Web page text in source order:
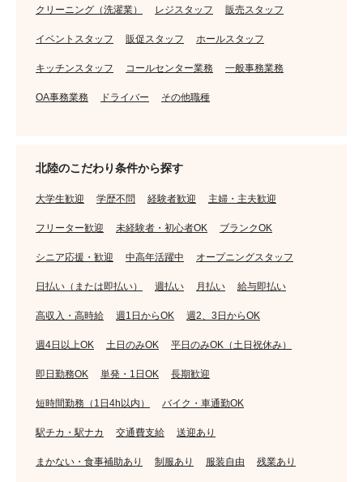
クリーニング（洗濯業） レジスタッフ 販売スタッフ
イベントスタッフ 販促スタッフ ホールスタッフ
キッチンスタッフ コールセンター業務 一般事務業務
OA事務業務 ドライバー その他職種
北陸のこだわり条件から探す
大学生歓迎 学歴不問 経験者歓迎 主婦・主夫歓迎
フリーター歓迎 未経験者・初心者OK ブランクOK
シニア応援・歓迎 中高年活躍中 オープニングスタッフ
日払い（または即払い） 週払い 月払い 給与即払い
高収入・高時給 週1日からOK 週2、3日からOK
週4日以上OK 土日のみOK 平日のみOK（土日祝休み）
即日勤務OK 単発・1日OK 長期歓迎
短時間勤務（1日4h以内） バイク・車通勤OK
駅チカ・駅ナカ 交通費支給 送迎あり
まかない・食事補助あり 制服あり 服装自由 残業あり